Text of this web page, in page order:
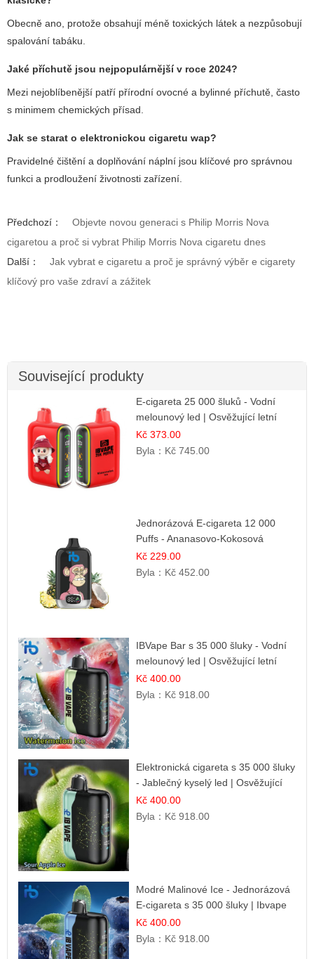
Obecně ano, protože obsahují méně toxických látek a nezpůsobují
spalování tabáku.
Jaké příchutě jsou nejpopulárnější v roce 2024?
Mezi nejoblíbenější patří přírodní ovocné a bylinné příchutě, často
s minimem chemických přísad.
Jak se starat o elektronickou cigaretu wap?
Pravidelné čištění a doplňování náplní jsou klíčové pro správnou
funkci a prodloužení životnosti zařízení.
Předchozí：
Objevte novou generaci s Philip Morris Nova
cigaretou a proč si vybrat Philip Morris Nova cigaretu dnes
Další：
Jak vybrat e cigaretu a proč je správný výběr e cigarety
klíčový pro vaše zdraví a zážitek
Související produkty
E-cigareta 25 000 šluků - Vodní
melounový led | Osvěžující letní
příchuť
Kč 373.00
Byla： Kč 745.00
Jednorázová E-cigareta 12 000
Puffs - Ananasovo-Kokosová
Zmrzlina | Tropický dezert
Kč 229.00
Byla： Kč 452.00
IBVape Bar s 35 000 šluky - Vodní
melounový led | Osvěžující letní
příchuť
Kč 400.00
Byla： Kč 918.00
Elektronická cigareta s 35 000 šluky
- Jablečný kyselý led | Osvěžující
kyselá jablka
Kč 400.00
Byla： Kč 918.00
Modré Malinové Ice - Jednorázová
E-cigareta s 35 000 šluky | Ibvape
Kč 400.00
Byla： Kč 918.00